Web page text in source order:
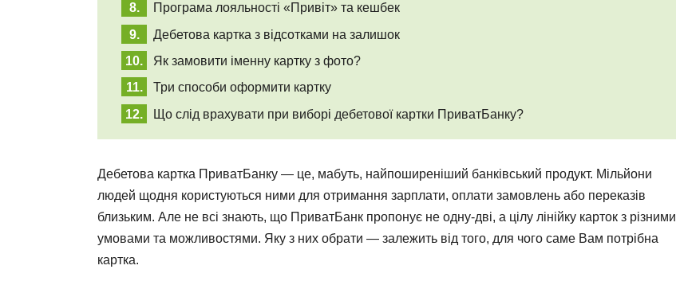
Програма лояльності «Привіт» та кешбек
Дебетова картка з відсотками на залишок
Як замовити іменну картку з фото?
Три способи оформити картку
Що слід врахувати при виборі дебетової картки ПриватБанку?
Дебетова картка ПриватБанку — це, мабуть, найпоширеніший банківський продукт. Мільйони
людей щодня користуються ними для отримання зарплати, оплати замовлень або переказів
близьким. Але не всі знають, що ПриватБанк пропонує не одну-дві, а цілу лінійку карток з різними
умовами та можливостями. Яку з них обрати — залежить від того, для чого саме Вам потрібна
картка.